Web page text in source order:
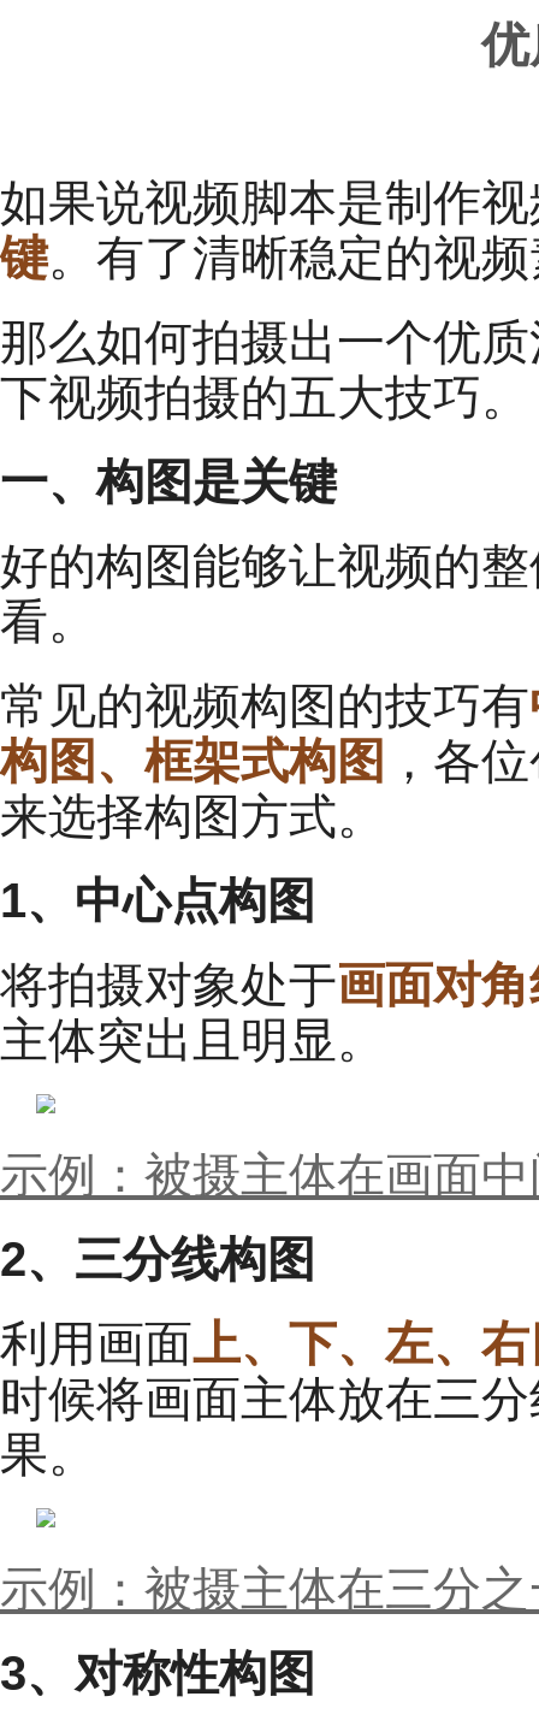
如果说视频脚本是制作
键。有了清晰稳定的视
那么如何拍摄出一个优
下视频拍摄的五大技巧。
一、构图是关键
好的构图能够让视频的
看。
常见的视频构图的技巧有
构图、框架式构图 ，各
来选择构图方式。
1、中心点构图
将拍摄对象处于画面对
主体突出且明显。
示例：被摄主体在画面
2、三分线构图
利用画面上、下、左、
时候将画面主体放在三
果。
示例：被摄主体在三分
3、对称性构图